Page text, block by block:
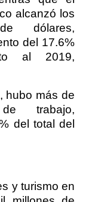
alcanzó los
dólares,
del 17.6%
al 2019,
hubo más de
trabajo,
del total del
y turismo en